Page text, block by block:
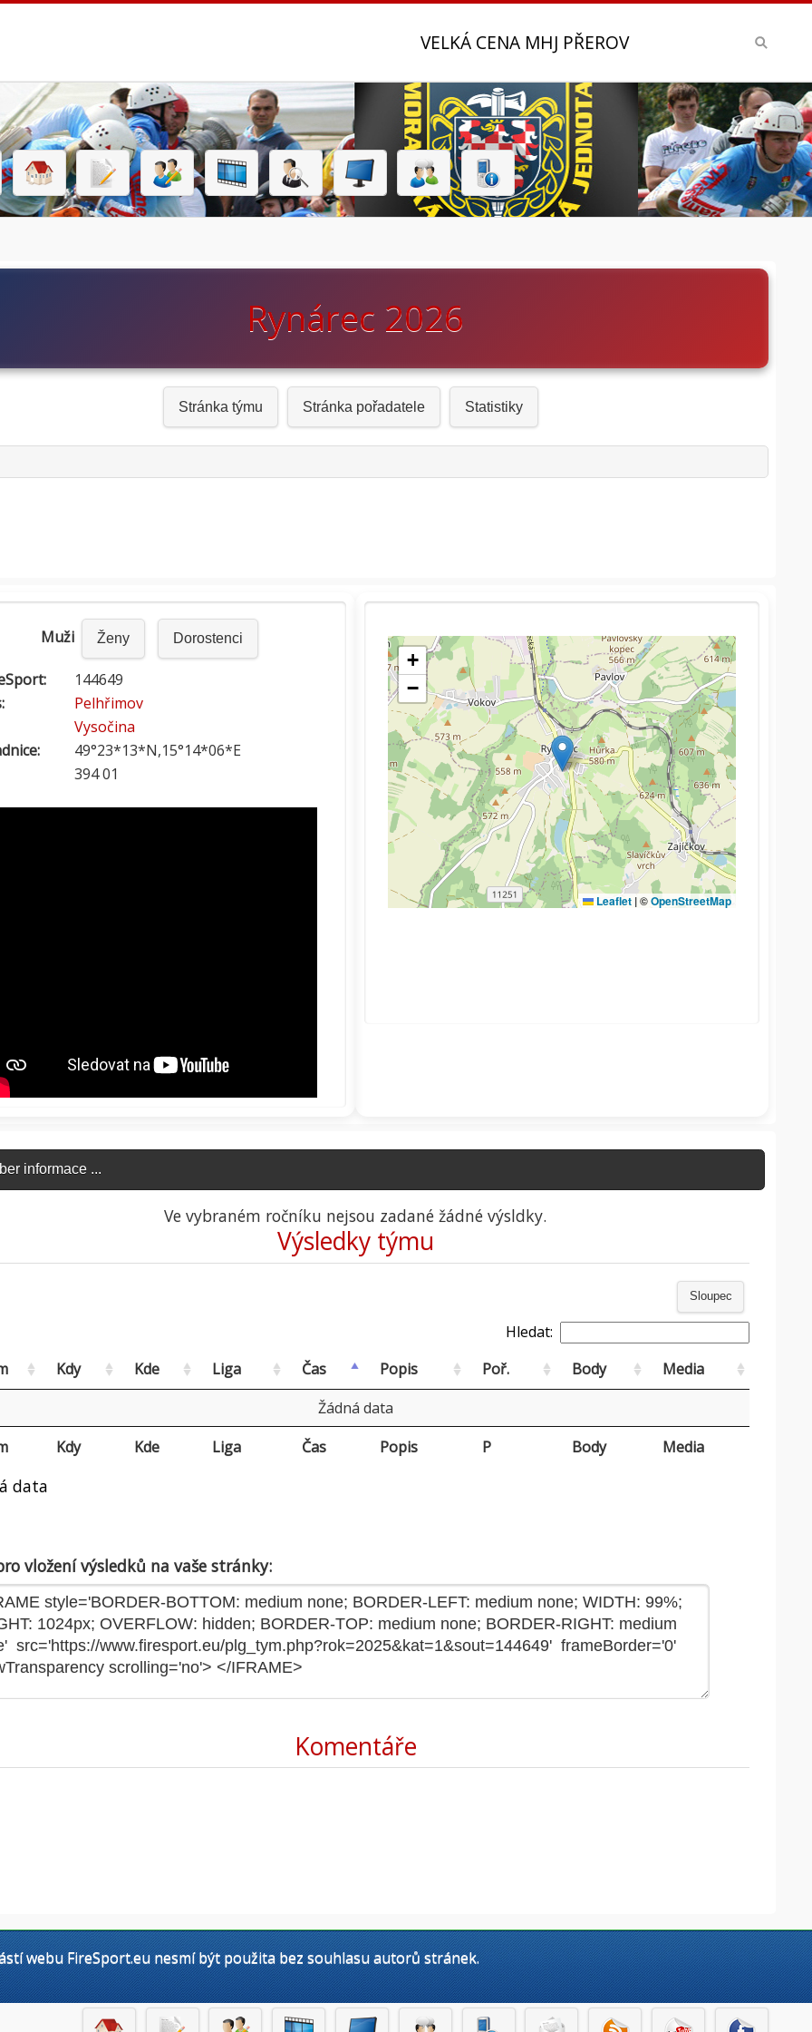
VELKÁ CENA MHJ PŘEROV
Rynárec 2026
Stránka týmu Stránka pořadatele Statistiky
Muži Ženy Dorostenci
144649
Pelhřimov
Vysočina
49°23*13*N,15°14*06*E
394 01
informace ...
Ve vybraném ročníku nejsou zadané žádné výsldky.
Výsledky týmu
Sloupec
Hledat:
Kdy Kde Liga Čas Popis Poř. Body
Media
Žádná data
Kdy Kde Liga Čas Popis P Body Media
data
vložení výsledků na vaše stránky:
Komentáře
webu FireSport.eu nesmí být použita bez souhlasu autorů stránek.